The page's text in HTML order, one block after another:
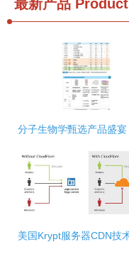
最新产品 Product